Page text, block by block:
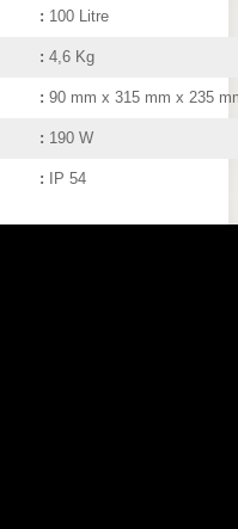
: 100 Litre
: 4,6 Kg
: 90 mm x 315 mm x 235
: 190 W
: IP 54